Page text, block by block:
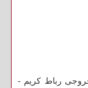
رباط کریم -